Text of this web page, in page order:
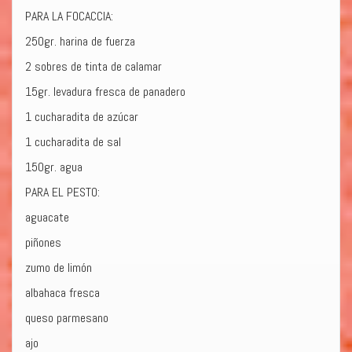
PARA LA FOCACCIA:
250gr. harina de fuerza
2 sobres de tinta de calamar
15gr. levadura fresca de panadero
1 cucharadita de azúcar
1 cucharadita de sal
150gr. agua
PARA EL PESTO:
aguacate
piñones
zumo de limón
albahaca fresca
queso parmesano
ajo